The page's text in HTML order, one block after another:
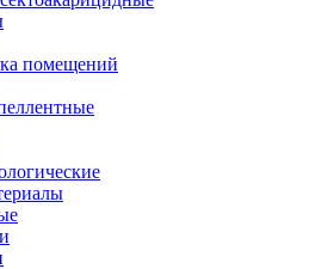
помещений